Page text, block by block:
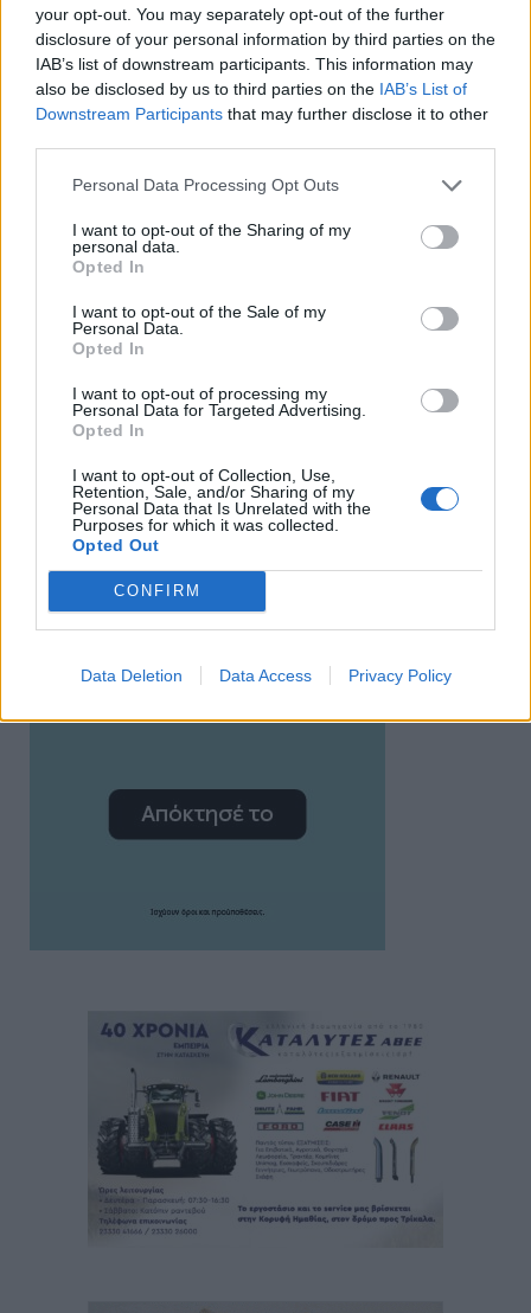
your opt-out. You may separately opt-out of the further
disclosure of your personal information by third parties on the
IAB’s list of downstream participants. This information may
also be disclosed by us to third parties on the IAB’s List of
Downstream Participants that may further disclose it to other
Personal Data Processing Opt Outs
I want to opt-out of the Sharing of my
personal data.
Opted In
I want to opt-out of the Sale of my
Personal Data.
Opted In
I want to opt-out of processing my
Personal Data for Targeted Advertising.
Opted In
I want to opt-out of Collection, Use,
Retention, Sale, and/or Sharing of my
Personal Data that Is Unrelated with the
Purposes for which it was collected.
Opted Out
CONFIRM
Data Deletion Data Access Privacy Policy